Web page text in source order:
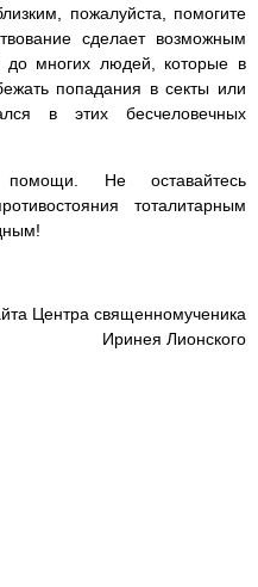
пожалуйста, помогите
сделает возможным
многих людей, которые в
попадания в секты или
в этих бесчеловечных
Не оставайтесь
тоталитарным
Центра священномученика
Иринея Лионского